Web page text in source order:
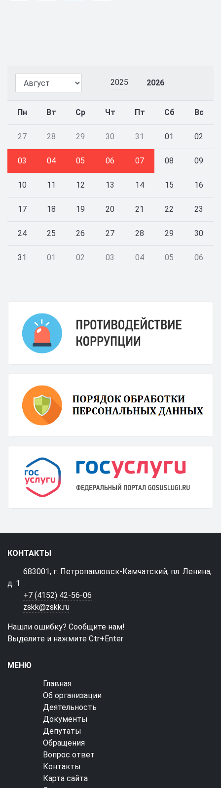
2025 2026
Пн Вт Ср Чт Пт Сб Вс
27 28 29 30 31 01 02
03 04 05 06 07 08 09
10 11 12 13 14 15 16
17 18 19 20 21 22 23
24 25 26 27 28 29 30
31 01 02 03 04 05 06
КОНТАКТЫ
683001, г. Петропавловск-Камчатский, пл. Ленина,
д. 1
+7 (4152) 42-56-06
zskk@zskk.ru
Нашли ошибку? Сообщите нам!
Выделите и нажмите Ctr+Enter
МЕНЮ
Главная
Об организации
Деятельность
Документы
Депутаты
Обращения
Вопрос ответ
Контакты
Карта сайта